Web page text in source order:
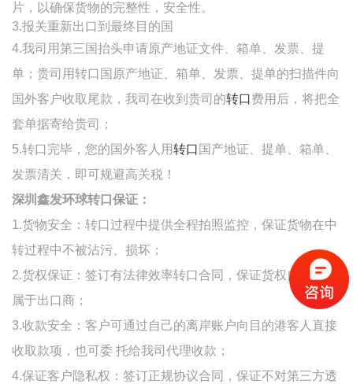
片，以确保货物的完整性，安全性。
3.报关重新出口到最终目的国
4.我司用第三国抬头申请原产地证文件、箱单、发票、提
单；贵司用转口国原产地证、箱单、发票、提单的扫描件向
国外客户收取尾款，我司在收到贵司的转口费用后，将把全
套单据寄给贵司；
5.转口完毕，您的国外客人用转口 国产地证、提单、箱单、
发票清关，即可规避高关税！
深圳鑫发环球转口保证：
1.货物安全：转口过程中提供全程拍照监控，保证货物在中
转过程中不被沾污、损坏；
2.货权保证：签订有法律效率转口合同，保证货权自始至终
属于出口商；
3.收款安全：客户可通过自己的离岸账户向目的港客人直接
收取款项，也可委 托给我司代理收款；
4.保证客户隐私权：签订正规协议合同，保证不对第三方透